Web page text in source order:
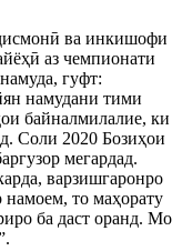
ва инкишофи
аз чемпионати
гуфт:
намудани тими
байналмилалие, ки
Соли 2020 Бозиҳои
мегардад.
варзишгаронро
намоем, то маҳорату
ба даст оранд. Мо